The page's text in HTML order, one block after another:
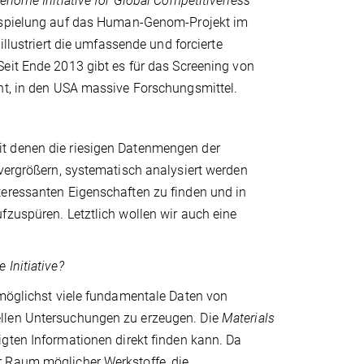
auf das Human-Genom-Projekt im
die umfassende und forcierte
Ende 2013 gibt es für das Screening von
in den USA massive Forschungsmittel.
denen die riesigen Datenmengen der
systematisch analysiert werden
Eigenschaften zu finden und in
Letztlich wollen wir auch eine
Initiative?
viele fundamentale Daten von
Untersuchungen zu erzeugen. Die Materials
Informationen direkt finden kann. Da